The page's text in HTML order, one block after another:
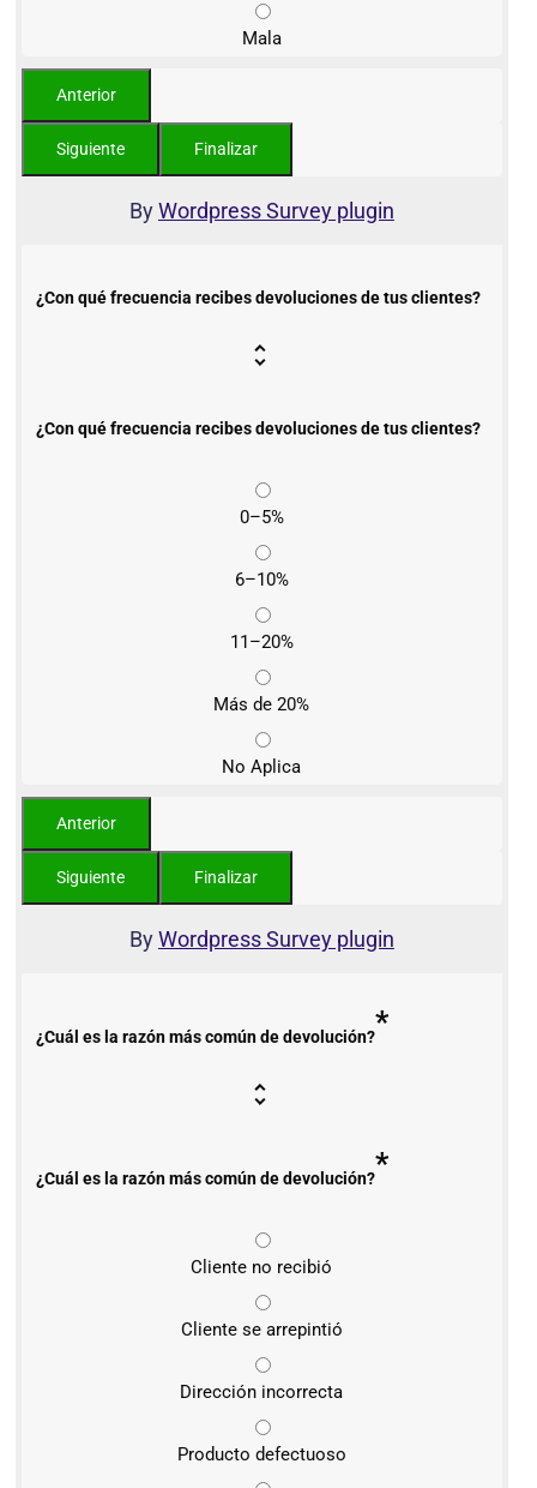
Mala
ByWordpress Survey plugin
¿Con qué frecuencia recibes devoluciones de tus clientes?
¿Con qué frecuencia recibes devoluciones de tus clientes?
0–5%
6–10%
11–20%
Más de 20%
No Aplica
ByWordpress Survey plugin
¿Cuál es la razón más común de devolución?*
¿Cuál es la razón más común de devolución?*
Cliente no recibió
Cliente se arrepintió
Dirección incorrecta
Producto defectuoso